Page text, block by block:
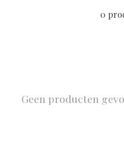
0
Geen producten